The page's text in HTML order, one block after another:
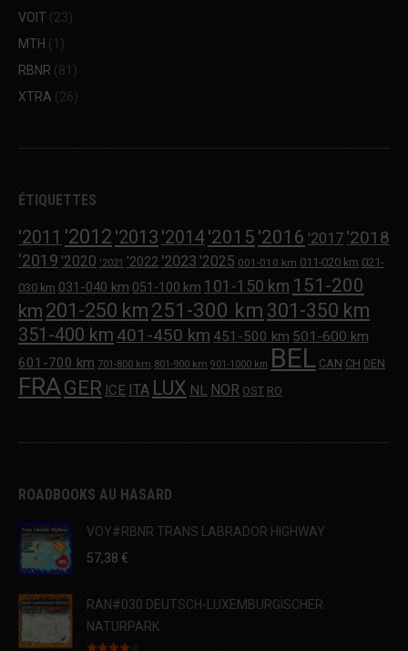
VOIT (23)
MTH (1)
RBNR (81)
XTRA (26)
ÉTIQUETTES
'2011 '2012 '2013 '2014'2015 '2016 '2017 '2018
'2019 '2020 '2021 '2022 '2023 '2025 001-010 km 011-020 km 021-
030 km 031-040 km 051-100 km 101-150 km 151-200
km 201-250 km 251-300 km 301-350 km
351-400 km 401-450 km 451-500 km 501-600 km
601-700 km 701-800 km 801-900 km 901-1000 km BEL CAN CH DEN
FRAGER ICE ITA LUX NL NOR OST RO
ROADBOOKS AU HASARD
VOY#RBNR TRANS LABRADOR HIGHWAY
57,38 €
RAN#030 DEUTSCH-LUXEMBURGISCHER
NATURPARK